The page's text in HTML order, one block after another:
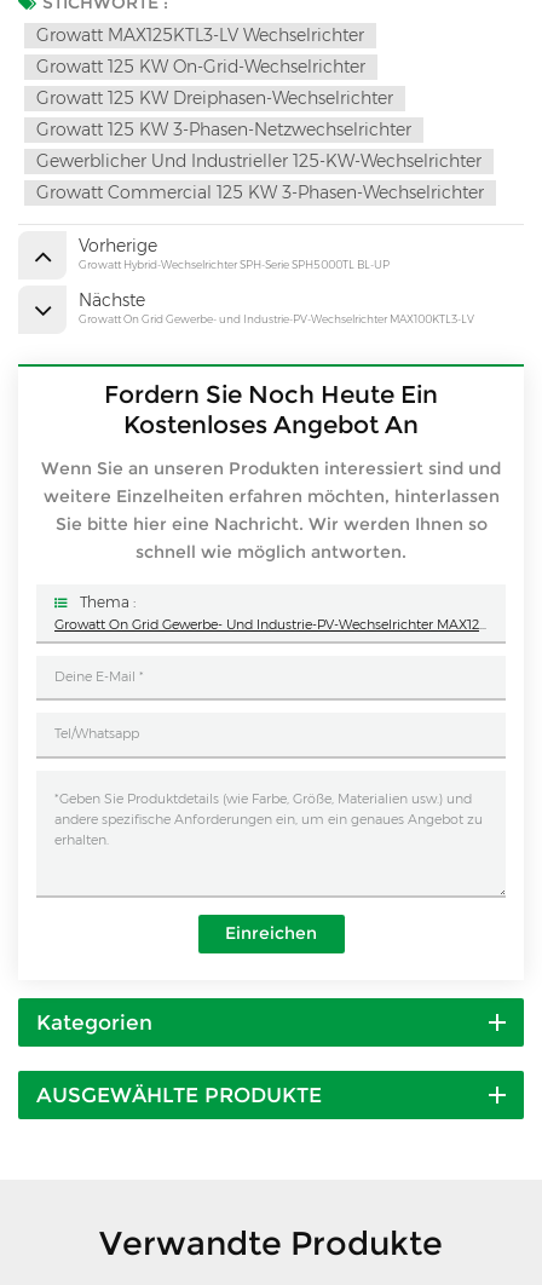
Growatt MAX125KTL3-LV Wechselrichter
Growatt 125 KW On-Grid-Wechselrichter
Growatt 125 KW Dreiphasen-Wechselrichter
Growatt 125 KW 3-Phasen-Netzwechselrichter
Gewerblicher Und Industrieller 125-KW-Wechselrichter
Growatt Commercial 125 KW 3-Phasen-Wechselrichter
Vorherige
Growatt Hybrid-Wechselrichter SPH-Serie SPH5000TL BL-UP
Nächste
Growatt On Grid Gewerbe- und Industrie-PV-Wechselrichter MAX100KTL3-LV
Fordern Sie Noch Heute Ein
Kostenloses Angebot An
Wenn Sie an unseren Produkten interessiert sind und
weitere Einzelheiten erfahren möchten, hinterlassen
Sie bitte hier eine Nachricht. Wir werden Ihnen so
schnell wie möglich antworten.
Thema :
Growatt On Grid Gewerbe- Und Industrie-PV-Wechselrichter MAX125KTL3-LV
Einreichen
Kategorien
AUSGEWÄHLTE PRODUKTE
Verwandte Produkte